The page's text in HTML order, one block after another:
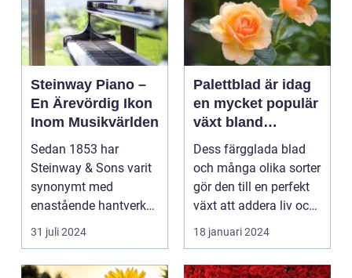
Steinway Piano –
En Ärevördig Ikon
Inom Musikvärlden
Sedan 1853 har
Steinway & Sons varit
synonymt med
enastående hantverk
och oövertr&aum...
31 juli 2024
Palettblad är idag
en mycket populär
växt bland
trädgårdsentusiast
er och inom
inredning
Dess färgglada blad
och många olika sorter
gör den till en perfekt
växt att addera liv och
färg till...
18 januari 2024